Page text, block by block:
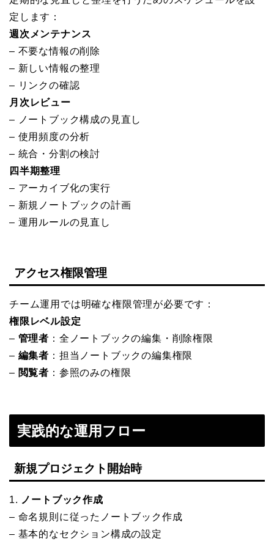
定します：
週次メンテナンス
– 不要な情報の削除
– 新しい情報の整理
– リンクの確認
月次レビュー
– ノートブック構成の見直し
– 使用頻度の分析
– 統合・分割の検討
四半期整理
– アーカイブ化の実行
– 新規ノートブックの計画
– 運用ルールの見直し
アクセス権限管理
チーム運用では明確な権限管理が必要です：
権限レベル設定
– 管理者 ：全ノートブックの編集・削除権限
– 編集者 ：担当ノートブックの編集権限
– 閲覧者 ：参照のみの権限
実践的な運用フロー
新規プロジェクト開始時
1. ノートブック作成
– 命名規則に従ったノートブック作成
– 基本的なセクション構成の設定